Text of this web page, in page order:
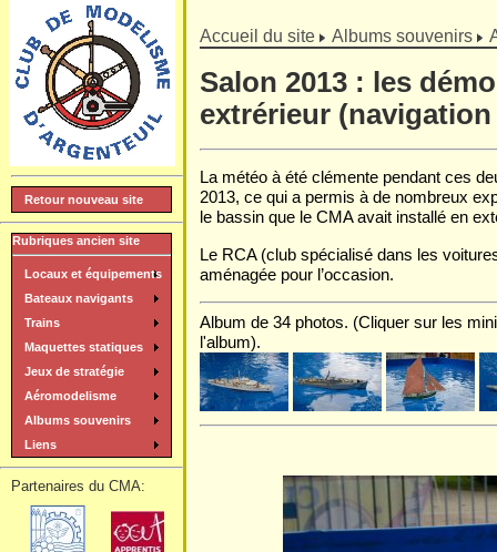
] Accueil du site Albums souvenirs
Salon 2013 : les
extrérieur
La météo à été clémente pendant ces
2013, ce qui a permis à de nombreux
le bassin que le CMA avait installé en
Le RCA (club spécialisé dans les
aménagée pour l’occasion.
Album de 34 photos. (Cliquer sur les
l'album).
Retour nouveau site
Rubriques ancien site
Locaux et équipements
Bateaux navigants
Trains
Maquettes statiques
Jeux de stratégie
Aéromodelisme
Albums souvenirs
Liens
Partenaires du CMA: